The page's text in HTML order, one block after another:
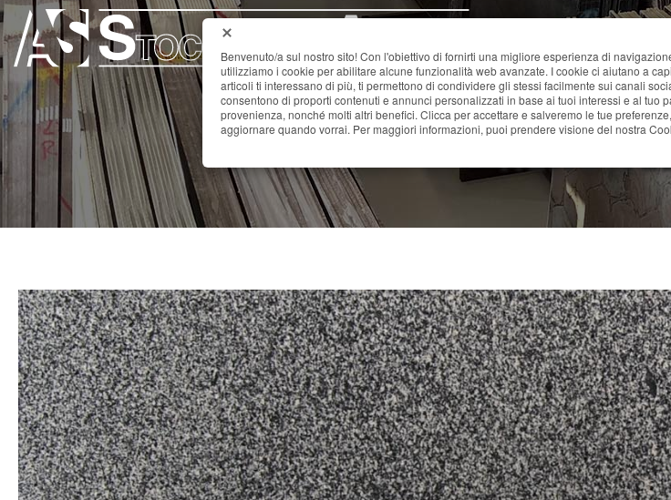
NERO
Benvenuto/a sul nostro sito! Con l'obiettivo di fornirti una migliore esperienza di
utilizziamo i cookie per abilitare alcune funzionalità web avanzate. I cookie ci aiutano a
articoli ti interessano di più, ti permettono di condividere gli stessi facilmente sui canali
consentono di proporti contenuti e annunci personalizzati in base ai tuoi interessi e al tuo
provenienza, nonché molti altri benefici. Clicca per accettare e salveremo le tue
aggiornare quando vorrai. Per maggiori informazioni, puoi prendere visione del nostra